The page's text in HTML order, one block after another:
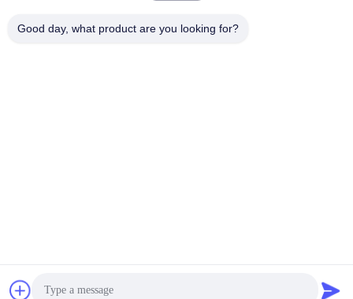
fournisseur. 2016-2026 Shanghai Chuanglv Catering Equipment
Good day, what product are you looking for?